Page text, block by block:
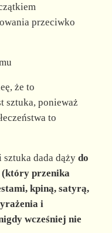
przeciwko
że to
sztuka, ponieważ
to
dada dąży do
(który przenika
kpiną, satyrą,
i
wcześniej nie